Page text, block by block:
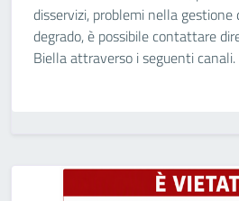
disservizi, problemi nella
degrado, è possibile contattare
Biella attraverso i seguenti canali.